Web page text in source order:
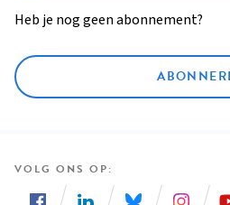
Heb je nog geen abonnement?
VOLG ONS OP